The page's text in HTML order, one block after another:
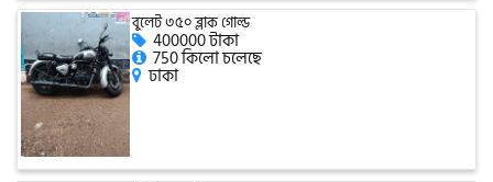
বিএমডাব্লিউ (BMW)
রয়েল এনফিল্ড (Royal Enfield)
বুলেট ৩৫০ ব্লাক গোল্ড
400000 টাকা
750 কিলো চলেছে
ঢাকা